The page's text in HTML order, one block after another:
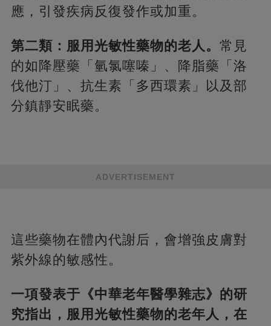
應，引發疾病反復發作或加重。
第二類：服用光敏性藥物的老人。 常見
的如降壓藥「氫氯噻嗪」、降脂藥「洛
伐他汀」、抗生素「多西環素」以及部
分鎮靜安眠藥。
ADVERTISEMENT
這些藥物在體內代謝后，會增強皮膚對
紫外線的敏感性。
一項發表于《中華老年醫學雜志》的研
究指出，服用光敏性藥物的老年人，在